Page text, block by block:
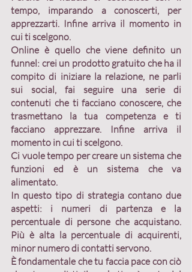
tempo, imparando a conoscerti, per
apprezzarti. Infine arriva il momento in
cui ti scelgono.
Online è quello che viene definito un
funnel: crei un prodotto gratuito che ha il
compito di iniziare la relazione, ne parli
sui social, fai seguire una serie di
contenuti che ti facciano conoscere, che
trasmettano la tua competenza e ti
facciano apprezzare. Infine arriva il
momento in cui ti scelgono.
Ci vuole tempo per creare un sistema che
funzioni ed è un sistema che va
alimentato.
In questo tipo di strategia contano due
aspetti: i numeri di partenza e la
percentuale di persone che acquistano.
Più è alta la percentuale di acquirenti,
minor numero di contatti servono.
È fondamentale che tu faccia pace con ciò